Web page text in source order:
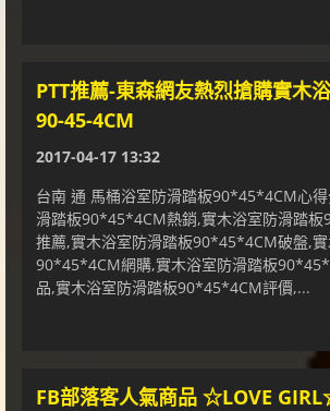
PTT推薦-東森網友熱烈搶購實木
90-45-4CM
2017-04-17 13:32
台南 通 馬桶浴室防滑踏板90*45*4CM心
滑踏板90*45*4CM熱銷,實木浴室防滑踏
推薦,實木浴室防滑踏板90*45*4CM破盤,
90*45*4CM網購,實木浴室防滑踏板
品,實木浴室防滑踏板90*45*4CM評價,...
FB部落客人氣商品 ☆LOVE